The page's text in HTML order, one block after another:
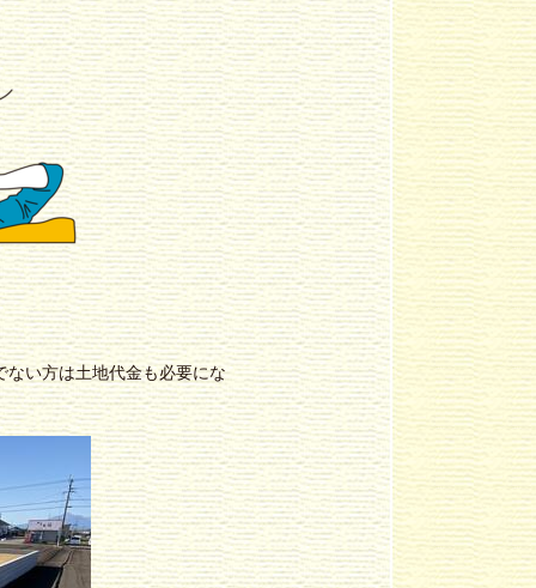
ない方は土地代金も必要にな